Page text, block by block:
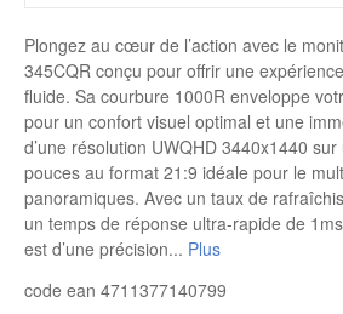
Plongez au cœur de l’action avec le
345CQR conçu pour offrir une
fluide. Sa courbure 1000R enveloppe
pour un confort visuel optimal et une
d’une résolution UWQHD 3440x1440
pouces au format 21:9 idéale pour le
panoramiques. Avec un taux de
un temps de réponse ultra-rapide de
est d’une précision... Plus
code ean 4711377140799